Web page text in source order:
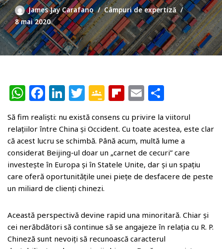
James Jay Carafano
Câmpuri de expertiză
8 mai 2020
W
at
s
A
p
p
F
a
c
e
b
o
o
Li
k
e
dI
n
T
w
itt
e
r
G
o
gl
e
Cl
r
o
Fl
b
o
ar
d
E
m
ai
l
ar
ta
je
az
ă
Să fim realiști: nu există consens cu privire la viitorul
relațiilor între China și Occident. Cu toate acestea, este clar
că acest lucru se schimbă. Până acum, multă lume a
considerat Beijing-ul doar un „carnet de cecuri” care
investește în Europa și în Statele Unite, dar și un spațiu
care oferă oportunitățile unei piețe de desfacere de peste
un miliard de clienți chinezi.
Această perspectivă devine rapid una minoritară. Chiar și
cei nerăbdători să continue să se angajeze în relația cu R. P.
Chineză sunt nevoiți să recunoască caracterul